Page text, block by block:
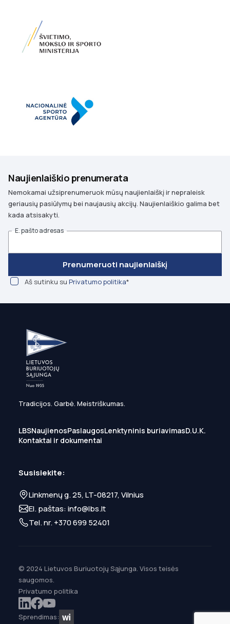
Naujienlaiškio prenumerata
Nemokamai užsiprenumeruok mūsų naujienlaiškį ir nepraleisk
geriausių pasiūlymų bei naujausių akcijų. Naujienlaiškio galima bet
kada atsisakyti.
E. pašto adresas
Prenumeruoti naujienlaiškį
Aš sutinku su Privatumo politika*
Tradicijos. Garbė. Meistriškumas.
LBSNaujienosPaslaugosLenktyninis buriavimasD.U.K.
Kontaktai ir dokumentai
Susisiekite:
Linkmenų g. 25, LT-08217, Vilnius
El. paštas:info@lbs.lt
Tel. nr.+370 699 52401
© 2024 Lietuvos Buriuotojų Sąjunga. Visos teisės
saugomos.
Privatumo politika
Sprendimas: